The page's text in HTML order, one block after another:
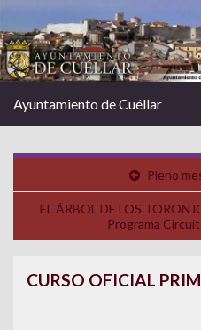
Ayuntamiento de Cuéllar
Pleno
EL ÁRBOL DE LOS
Programa
CURSO OFICIAL